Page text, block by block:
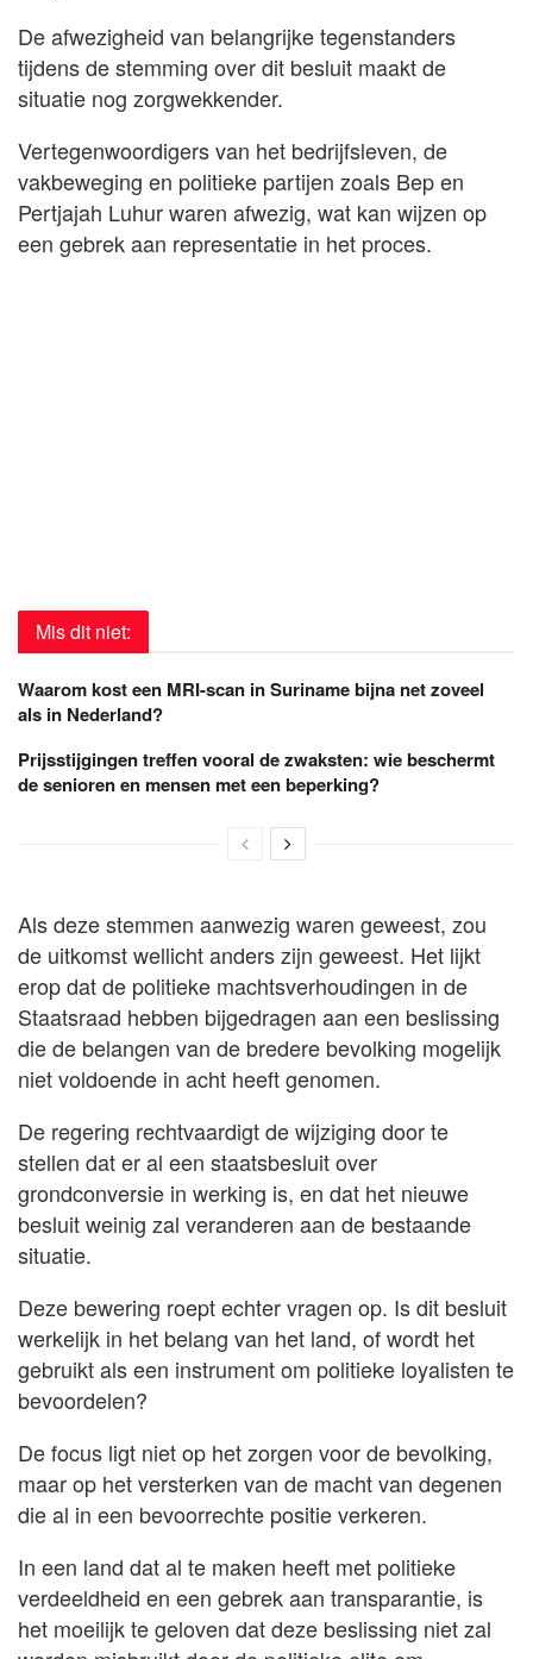
De afwezigheid van belangrijke tegenstanders
tijdens de stemming over dit besluit maakt de
situatie nog zorgwekkender.
Vertegenwoordigers van het bedrijfsleven, de
vakbeweging en politieke partijen zoals Bep en
Pertjajah Luhur waren afwezig, wat kan wijzen op
een gebrek aan representatie in het proces.
Mis dit niet:
Waarom kost een MRI-scan in Suriname bijna net zoveel
als in Nederland?
Prijsstijgingen treffen vooral de zwaksten: wie beschermt
de senioren en mensen met een beperking?
Als deze stemmen aanwezig waren geweest, zou
de uitkomst wellicht anders zijn geweest. Het lijkt
erop dat de politieke machtsverhoudingen in de
Staatsraad hebben bijgedragen aan een beslissing
die de belangen van de bredere bevolking mogelijk
niet voldoende in acht heeft genomen.
De regering rechtvaardigt de wijziging door te
stellen dat er al een staatsbesluit over
grondconversie in werking is, en dat het nieuwe
besluit weinig zal veranderen aan de bestaande
situatie.
Deze bewering roept echter vragen op. Is dit besluit
werkelijk in het belang van het land, of wordt het
gebruikt als een instrument om politieke loyalisten te
bevoordelen?
De focus ligt niet op het zorgen voor de bevolking,
maar op het versterken van de macht van degenen
die al in een bevoorrechte positie verkeren.
In een land dat al te maken heeft met politieke
verdeeldheid en een gebrek aan transparantie, is
het moeilijk te geloven dat deze beslissing niet zal